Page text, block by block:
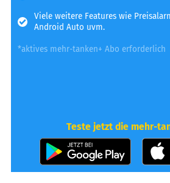
Viele weitere Features wie
Android Auto uvm.
*aktives mehr-tanken+ Abo erforderlich
Teste jetzt die mehr-